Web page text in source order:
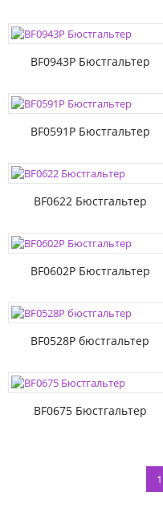
BF0943P Бюстгальтер
BF0591P Бюстгальтер
BF0622 Бюстгальтер
BF0602P Бюстгальтер
BF0528P бюстгальтер
BF0675 Бюстгальтер
1